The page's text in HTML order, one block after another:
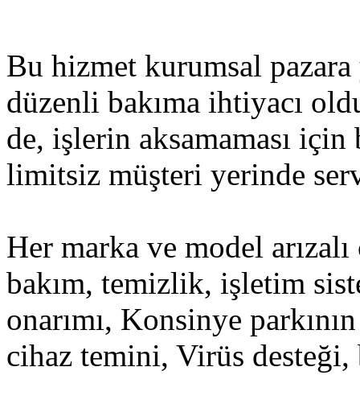
Bu hizmet kurumsal
düzenli bakıma ihtiyacı
de, işlerin aksamaması
limitsiz müşteri yerinde
Her marka ve model
bakım, temizlik, işletim
onarımı, Konsinye
cihaz temini, Virüs